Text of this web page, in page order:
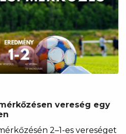
vereség egy
2–1-es vereséget